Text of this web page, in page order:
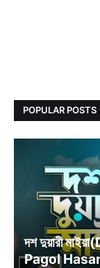
POPULAR POSTS
BENGALI SONG
দশ দুয়ারী
Pagol